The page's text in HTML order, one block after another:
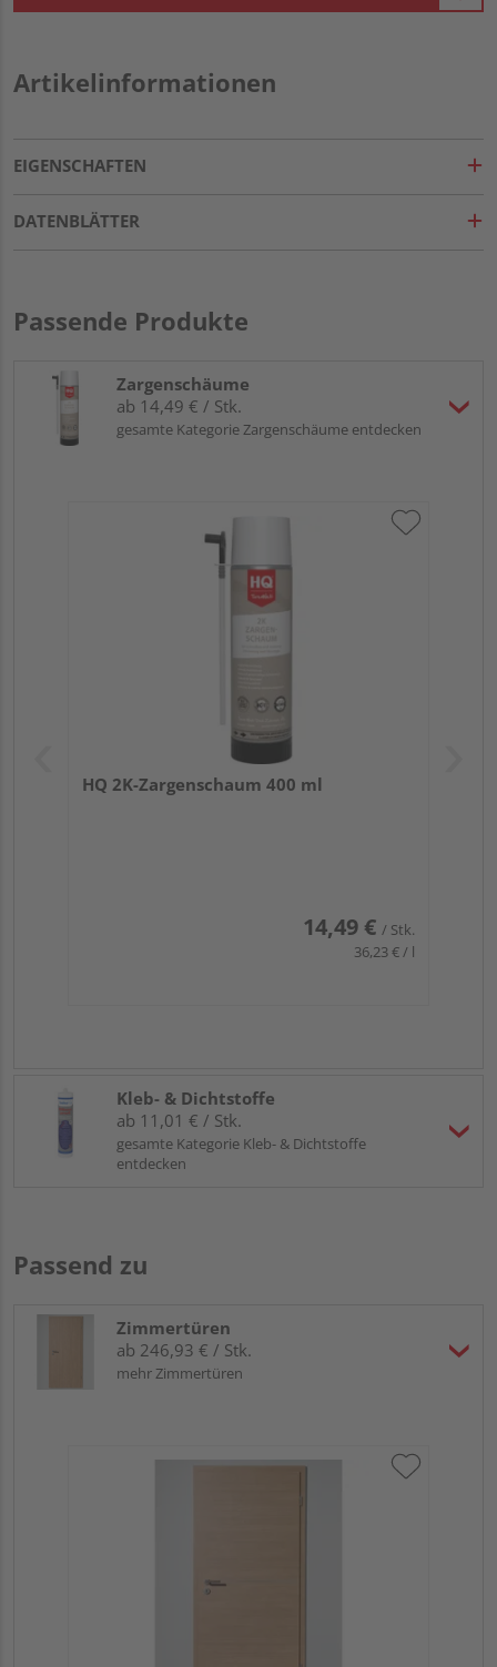
Artikelinformationen
EIGENSCHAFTEN
DATENBLÄTTER
Passende Produkte
Zargenschäume
ab 14,49 € / Stk.
gesamte Kategorie Zargenschäume entdecken
HQ 2K-Zargenschaum 400 ml
14,49 € / Stk.
36,23 € / l
Kleb- & Dichtstoffe
ab 11,01 € / Stk.
gesamte Kategorie Kleb- & Dichtstoffe
entdecken
Passend zu
Zimmertüren
ab 246,93 € / Stk.
mehr Zimmertüren